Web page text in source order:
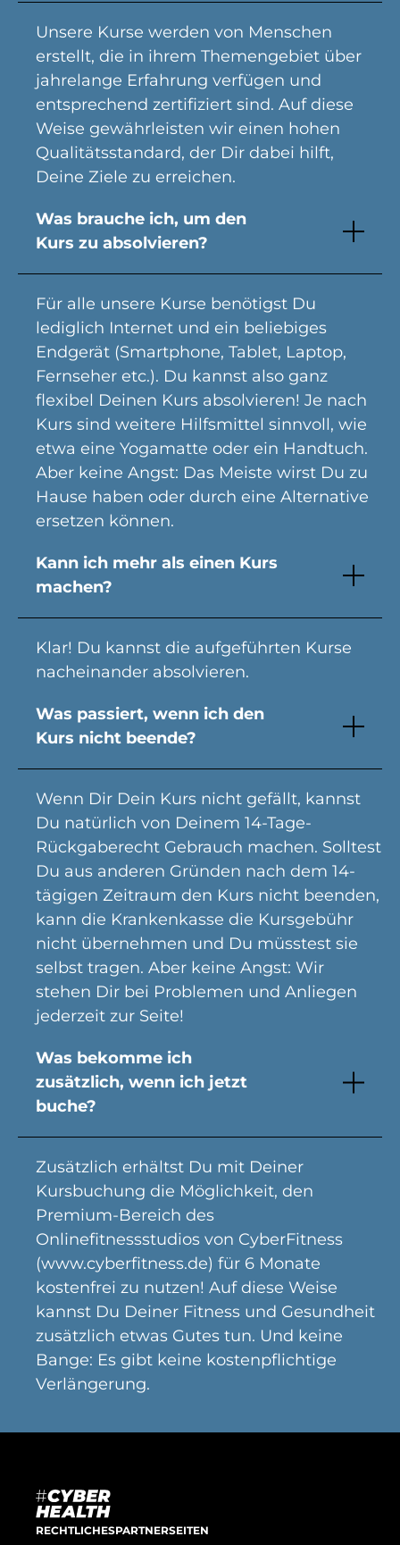
Unsere Kurse werden von Menschen
erstellt, die in ihrem Themengebiet über
jahrelange Erfahrung verfügen und
entsprechend zertifiziert sind. Auf diese
Weise gewährleisten wir einen hohen
Qualitätsstandard, der Dir dabei hilft,
Deine Ziele zu erreichen.
Was brauche ich, um den
Kurs zu absolvieren?
Für alle unsere Kurse benötigst Du
lediglich Internet und ein beliebiges
Endgerät (Smartphone, Tablet, Laptop,
Fernseher etc.). Du kannst also ganz
flexibel Deinen Kurs absolvieren! Je nach
Kurs sind weitere Hilfsmittel sinnvoll, wie
etwa eine Yogamatte oder ein Handtuch.
Aber keine Angst: Das Meiste wirst Du zu
Hause haben oder durch eine Alternative
ersetzen können.
Kann ich mehr als einen Kurs
machen?
Klar! Du kannst die aufgeführten Kurse
nacheinander absolvieren.
Was passiert, wenn ich den
Kurs nicht beende?
Wenn Dir Dein Kurs nicht gefällt, kannst
Du natürlich von Deinem 14-Tage-
Rückgaberecht Gebrauch machen. Solltest
Du aus anderen Gründen nach dem 14-
tägigen Zeitraum den Kurs nicht beenden,
kann die Krankenkasse die Kursgebühr
nicht übernehmen und Du müsstest sie
selbst tragen. Aber keine Angst: Wir
stehen Dir bei Problemen und Anliegen
jederzeit zur Seite!
Was bekomme ich
zusätzlich, wenn ich jetzt
buche?
Zusätzlich erhältst Du mit Deiner
Kursbuchung die Möglichkeit, den
Premium-Bereich des
Onlinefitnessstudios von CyberFitness
(www.cyberfitness.de) für 6 Monate
kostenfrei zu nutzen! Auf diese Weise
kannst Du Deiner Fitness und Gesundheit
zusätzlich etwas Gutes tun. Und keine
Bange: Es gibt keine kostenpflichtige
Verlängerung.
RECHTLICHESPARTNERSEITEN